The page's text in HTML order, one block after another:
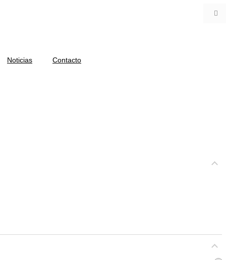

Noticias Contacto